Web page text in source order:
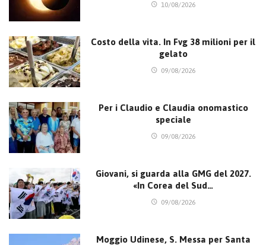
10/08/2026
Costo della vita. In Fvg 38 milioni per il
gelato
09/08/2026
Per i Claudio e Claudia onomastico
speciale
09/08/2026
Giovani, si guarda alla GMG del 2027.
«In Corea del Sud…
09/08/2026
Moggio Udinese, S. Messa per Santa